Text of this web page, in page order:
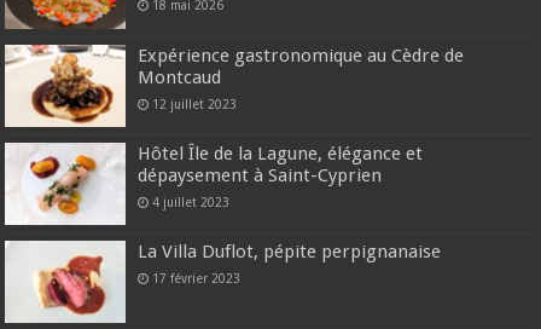
18 mai 2026
Expérience gastronomique au Cèdre de
Montcaud
12 juillet 2023
Hôtel Île de la Lagune, élégance et
dépaysement à Saint-Cyprien
4 juillet 2023
La Villa Duflot, pépite perpignanaise
17 février 2023